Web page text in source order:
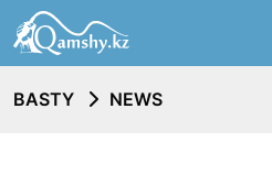
BASTY NEWS